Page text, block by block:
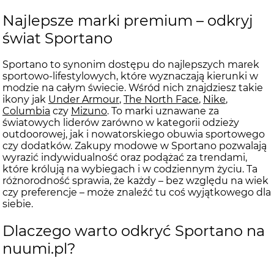
Najlepsze marki premium – odkryj
świat Sportano
Sportano to synonim dostępu do najlepszych marek
sportowo-lifestylowych, które wyznaczają kierunki w
modzie na całym świecie. Wśród nich znajdziesz takie
ikony jak Under Armour, The North Face, Nike,
Columbia czy Mizuno. To marki uznawane za
światowych liderów zarówno w kategorii odzieży
outdoorowej, jak i nowatorskiego obuwia sportowego
czy dodatków. Zakupy modowe w Sportano pozwalają
wyrazić indywidualność oraz podążać za trendami,
które królują na wybiegach i w codziennym życiu. Ta
różnorodność sprawia, że każdy – bez względu na wiek
czy preferencje – może znaleźć tu coś wyjątkowego dla
siebie.
Dlaczego warto odkryć Sportano na
nuumi.pl?